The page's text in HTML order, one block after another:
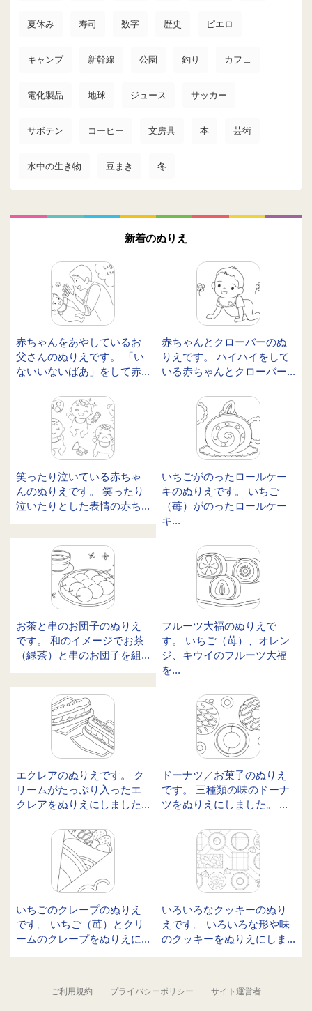
夏休み 寿司 数字 歴史 ピエロ
キャンプ 新幹線 公園 釣り カフェ
電化製品 地球 ジュース サッカー
サボテン コーヒー 文房具 本 芸術
水中の生き物 豆まき 冬
新着のぬりえ
赤ちゃんをあやしているお
父さんのぬりえです。 「い
ないいないばあ」をして赤...
赤ちゃんとクローバーのぬ
りえです。 ハイハイをして
いる赤ちゃんとクローバー...
笑ったり泣いている赤ちゃ
んのぬりえです。 笑ったり
泣いたりとした表情の赤ち...
いちごがのったロールケー
キのぬりえです。 いちご
（苺）がのったロールケー
キ...
お茶と串のお団子のぬりえ
です。 和のイメージでお茶
（緑茶）と串のお団子を組...
フルーツ大福のぬりえで
す。 いちご（苺）、オレン
ジ、キウイのフルーツ大福
を...
エクレアのぬりえです。 ク
リームがたっぷり入ったエ
クレアをぬりえにしました...
ドーナツ／お菓子のぬりえ
です。 三種類の味のドーナ
ツをぬりえにしました。 ...
いちごのクレープのぬりえ
です。 いちご（苺）とクリ
ームのクレープをぬりえに...
いろいろなクッキーのぬり
えです。 いろいろな形や味
のクッキーをぬりえにしま...
ご利用規約 プライバシーポリシー サイト運営者